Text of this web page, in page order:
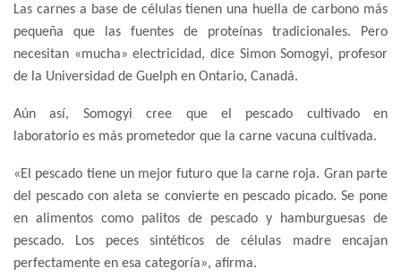
Las carnes a base de células tienen una huella de carbono más
pequeña que las fuentes de proteínas tradicionales. Pero
necesitan «mucha» electricidad, dice Simon Somogyi, profesor
de la Universidad de Guelph en Ontario, Canadá.
Aún así, Somogyi cree que el pescado cultivado en
laboratorio es más prometedor que la carne vacuna cultivada.
«El pescado tiene un mejor futuro que la carne roja. Gran parte
del pescado con aleta se convierte en pescado picado. Se pone
en alimentos como palitos de pescado y hamburguesas de
pescado. Los peces sintéticos de células madre encajan
perfectamente en esa categoría», afirma.